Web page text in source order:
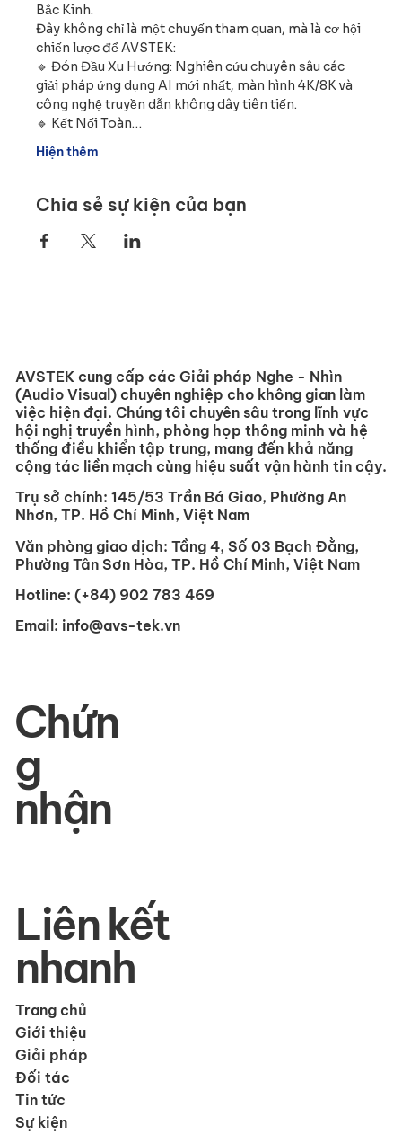
Bắc Kinh.
Đây không chỉ là một chuyến tham quan, mà là cơ hội
chiến lược để AVSTEK:
🔹 Đón Đầu Xu Hướng: Nghiên cứu chuyên sâu các
giải pháp ứng dụng AI mới nhất, màn hình 4K/8K và
công nghệ truyền dẫn không dây tiên tiến.
🔹 Kết Nối Toàn…
Hiện thêm
Chia sẻ sự kiện của bạn
AVSTEK cung cấp các Giải pháp Nghe - Nhìn
(Audio Visual) chuyên nghiệp cho không gian làm
việc hiện đại. Chúng tôi chuyên sâu trong lĩnh vực
hội nghị truyền hình, phòng họp thông minh và hệ
thống điều khiển tập trung, mang đến khả năng
cộng tác liền mạch cùng hiệu suất vận hành tin cậy.
Trụ sở chính: 145/53 Trần Bá Giao, Phường An
Nhơn, TP. Hồ Chí Minh, Việt Nam
Văn phòng giao dịch: Tầng 4, Số 03 Bạch Đằng,
Phường Tân Sơn Hòa, TP. Hồ Chí Minh, Việt Nam
Hotline: (+84) 902 783 469
Email: info@avs-tek.vn
Liên kết
nhanh
Trang chủ
Giới thiệu
Giải pháp
Đối tác
Tin tức
Sự kiện
Chứn
g
nhận